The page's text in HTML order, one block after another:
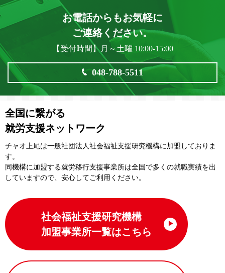
お電話からもお気軽に
ご連絡ください。
【受付時間】月～土曜 10:00-15:00
048-788-5511
全国に繋がる
就労支援ネットワーク
チャオ上尾は一般社団法⼈社会福祉⽀援研究機構に加盟しておりま
す。
同機構に加盟する就労移⾏⽀援事業所は全国で多くの就職実績を出
していますので、安⼼してご利⽤ください。
社会福祉支援研究機構
加盟事業所一覧はこちら